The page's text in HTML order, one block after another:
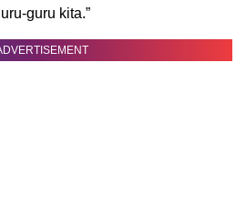
guru kita.”